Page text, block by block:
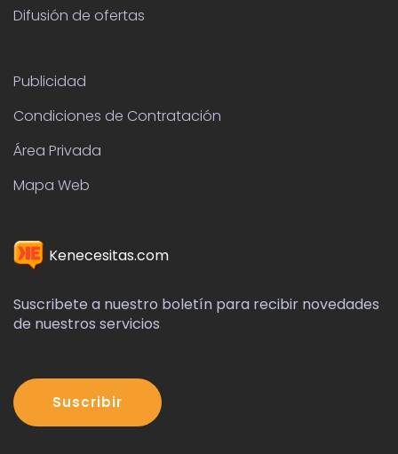
Difusión de ofertas
Publicidad
Condiciones de Contratación
Área Privada
Mapa Web
Kenecesitas.com
Suscribete a nuestro boletín para recibir novedades
de nuestros servicios
Suscribir